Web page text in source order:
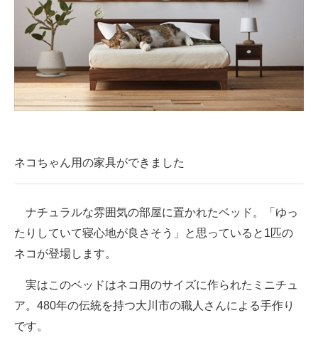
モノづくり技術者専門サイト
エレクトロニクス専門サイト
電子設計の基本と応用
エネルギーの専門メディア
ちょっと気になるネットの話題
ネコちゃん用の家具ができました
ナチュラルな雰囲気の部屋に置かれたベッド。「ゆっ
たりしていて寝心地が良さそう」と思っていると1匹の
ネコが登場します。
実はこのベッドはネコ用のサイズに作られたミニチュ
ア。480年の伝統を持つ大川市の職人さんによる手作り
です。